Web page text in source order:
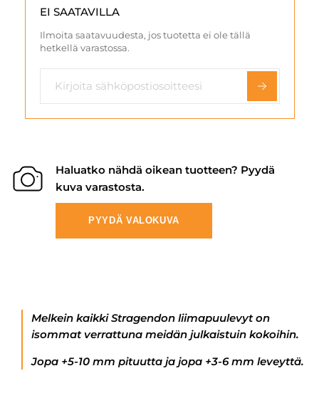
EI SAATAVILLA
Ilmoita saatavuudesta, jos tuotetta ei ole tällä
hetkellä varastossa.
Haluatko nähdä oikean tuotteen? Pyydä
kuva varastosta.
PYYDÄ VALOKUVA
Melkein kaikki Stragendon liimapuulevyt on
isommat verrattuna meidän julkaistuin kokoihin.
Jopa +5-10 mm pituutta ja jopa +3-6 mm leveyttä.